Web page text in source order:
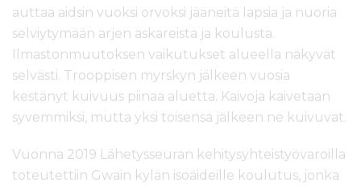
auttaa aidsin vuoksi orvoksi jääneitä lapsia ja nuoria
selviytymään arjen askareista ja koulusta.
Ilmastonmuutoksen vaikutukset alueella näkyvät
selvästi. Trooppisen myrskyn jälkeen vuosia
kestänyt kuivuus piinaa aluetta. Kaivoja kaivetaan
syvemmiksi, mutta yksi toisensa jälkeen ne kuivuvat.
Vuonna 2019 Lähetysseuran kehitysyhteistyövaroilla
toteutettiin Gwain kylän isoäideille koulutus, jonka